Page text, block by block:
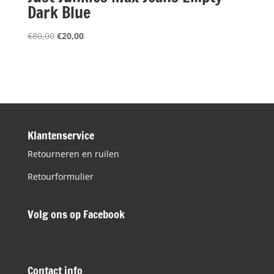
Dark Blue
€80,00 Oorspronkelijke
€20,00Huidige
Klantenservice
Retourneren en ruilen
Retourformulier
Volg ons op Facebook
Contact info